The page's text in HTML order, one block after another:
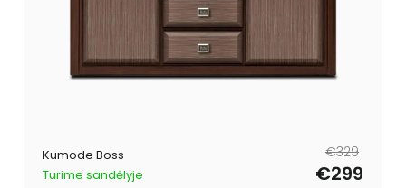
Kumode Boss
Turime sandėlyje
Parastā€329
Pārdošanas
€299